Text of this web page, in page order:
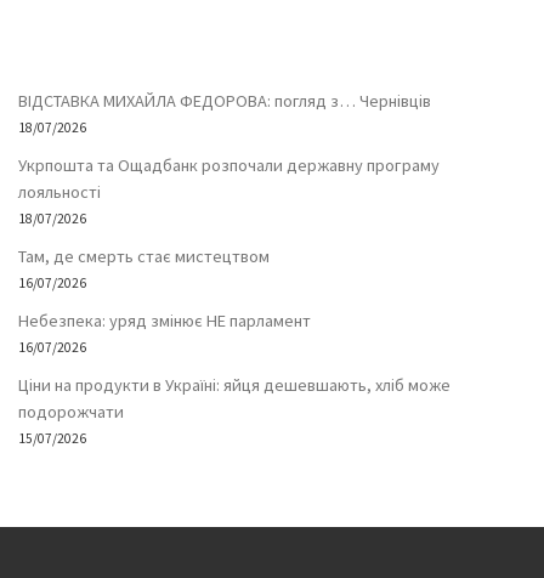
ВІДСТАВКА МИХАЙЛА ФЕДОРОВА: погляд з… Чернівців
18/07/2026
Укрпошта та Ощадбанк розпочали державну програму
лояльності
18/07/2026
Там, де смерть стає мистецтвом
16/07/2026
Небезпека: уряд змінює НЕ парламент
16/07/2026
Ціни на продукти в Україні: яйця дешевшають, хліб може
подорожчати
15/07/2026